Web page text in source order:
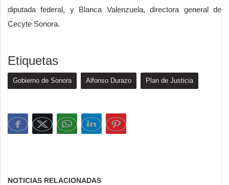
diputada federal, y Blanca Valenzuela, directora general de
Cecyte Sonora.
Etiquetas
Gobierno de Sonora Alfonso Durazo Plan de Justicia
NOTICIAS RELACIONADAS